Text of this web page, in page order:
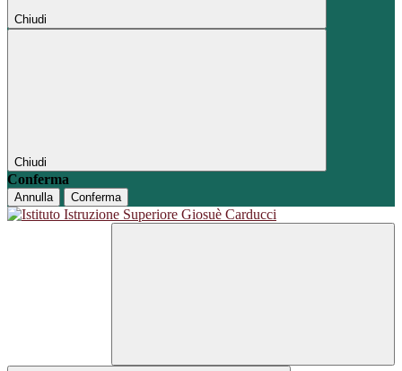
Chiudi
Chiudi
Conferma
Annulla Conferma